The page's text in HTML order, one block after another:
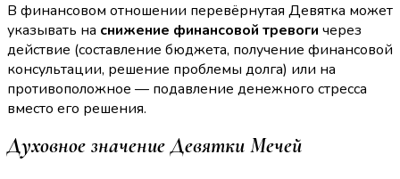
В финансовом отношении перевёрнутая Девятка может
указывать на снижение финансовой тревоги через
действие (составление бюджета, получение финансовой
консультации, решение проблемы долга) или на
противоположное — подавление денежного стресса
вместо его решения.
Духовное значение Девятки Мечей